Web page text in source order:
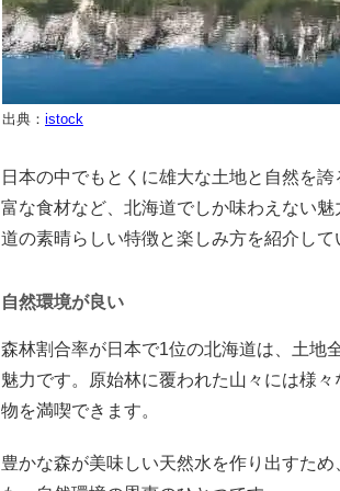
出典： istock
日本の中でもとくに雄大な土地と自然を
富な食材など、北海道でしか味わえない
道の素晴らしい特徴と楽しみ方を紹介して
自然環境が良い
森林割合率が日本で1位の北海道は、土地
魅力です。原始林に覆われた山々には様
物を満喫できます。
豊かな森が美味しい天然水を作り出すた